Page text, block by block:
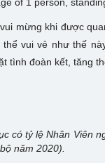
mừng khi được
vui vẻ như thế
tình đoàn kết, tăng
có tỷ lệ Nhân Viên
năm 2020).